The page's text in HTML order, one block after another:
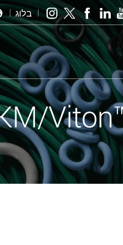
בלוג